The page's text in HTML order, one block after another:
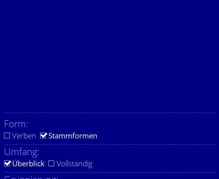
Form:
Verben Stammformen
Umfang:
Überblick Vollständig